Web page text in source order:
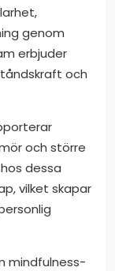
genom
erbjuder
och
och större
dessa
vilket skapar
mindfulness-